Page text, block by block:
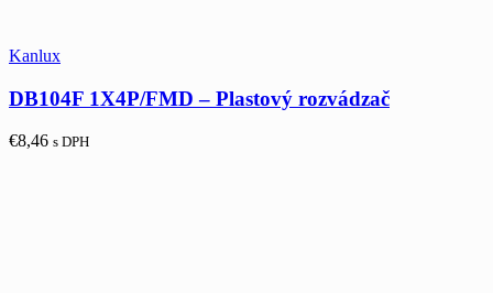
Kanlux
DB104F 1X4P/FMD – Plastový rozvádzač
€8,46 s DPH